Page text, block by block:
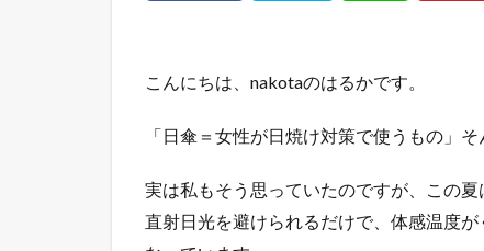
こんにちは、nakotaのはるかです。
「日傘＝女性が日焼け対策で使うもの」
実は私もそう思っていたのですが、この
直射日光を避けられるだけで、体感温度